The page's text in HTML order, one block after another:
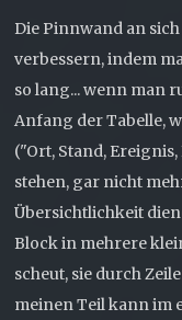
Die Pinnwand an
verbessern, indem
so lang... wenn man
Anfang der Tabelle,
("Ort, Stand,
stehen, gar nicht
Übersichtlichkeit
Block in mehrere
scheut, sie durch
meinen Teil kann im